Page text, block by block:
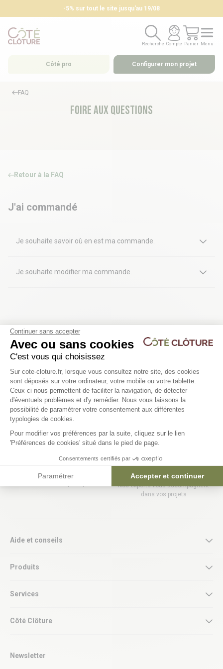
-5% sur tout le site jusqu'au 19/08
Recherche
Recherche
Compte
Compte
Panier
Panier
Menu
Menu
Côté pro Configurer mon projet
FAQ
Foire aux questions
Retour à la FAQ
J'ai commandé
Je souhaite savoir où en est ma commande.
Je souhaite modifier ma commande.
Livraison gratuite à partir de 1500€
d’achat
Offre réservée aux particuliers
Paiements sécurisés
Tarifs préférentiels pour les
Nos magasins Côté Clôture près
de chez vous
Nos experts vous accompagnent
dans vos projets
Aide et conseils
Produits
Services
Côté Clôture
Newsletter
Continuer sans accepter
Avec ou sans cookies
C'est vous qui choisissez
Plateforme de Gestion du
Sur cote-cloture.fr, lorsque vous consultez notre site, des cookies
sont déposés sur votre ordinateur, votre mobile ou votre tablette.
Ceux-ci nous permettent de faciliter la navigation, de détecter
d'éventuels problèmes et d'y remédier. Nous vous laissons la
possibilité de paramétrer votre consentement aux différentes
typologies de cookies.
Pour modifier vos préférences par la suite, cliquez sur le lien
'Préférences de cookies' situé dans le pied de page.
Consentements certifiés par
Paramétrer Accepter et continuer
Axeptio consent